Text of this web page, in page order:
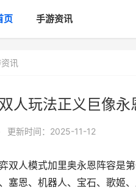
页 手游资讯
讯
人玩法正义巨像
更新时间：2025-11-12
双人模式加里奥永恩阵容是
塞恩、机器人、宝石、歌姬